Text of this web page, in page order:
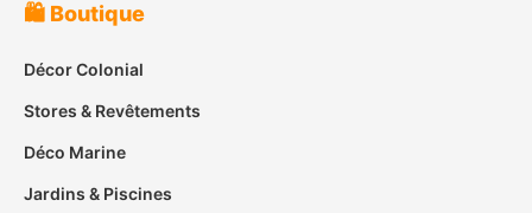
🛍️ Boutique
Décor Colonial
Stores & Revêtements
Déco Marine
Jardins & Piscines